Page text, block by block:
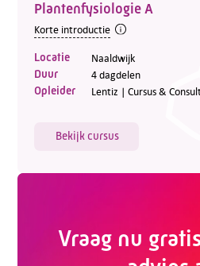
Plantenfysiologie A
Korte introductie
Locatie Naaldwijk
Duur 4 dagdelen
Opleider Lentiz | Cursus &
Bekijk cursus
Vraag nu